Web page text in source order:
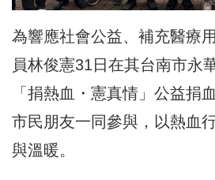
為響應社會公益、補充醫療
員林俊憲31日在其台南市永
「捐熱血・憲真情」公益捐
市民朋友一同參與，以熱血
與溫暖。